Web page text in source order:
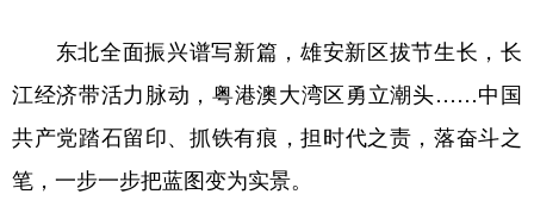
东北全面振兴谱写新篇，雄安新区拔节生长，长
江经济带活力脉动，粤港澳大湾区勇立潮头……中国
共产党踏石留印、抓铁有痕，担时代之责，落奋斗之
笔，一步一步把蓝图变为实景。